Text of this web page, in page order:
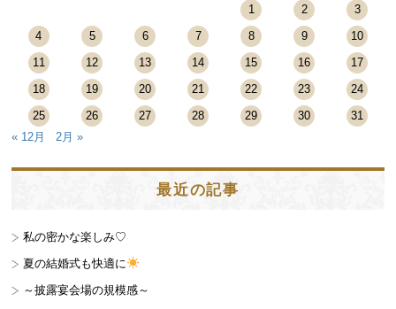
1 2
3
4
5 6 7 8 9
10
11
12 13 14 15 16
17
18
19 20 21 22 23
24
25
26 27 28 29 30
31
« 12月
2月 »
最近の記事
私の密かな楽しみ♡
夏の結婚式も快適に
～披露宴会場の規模感～